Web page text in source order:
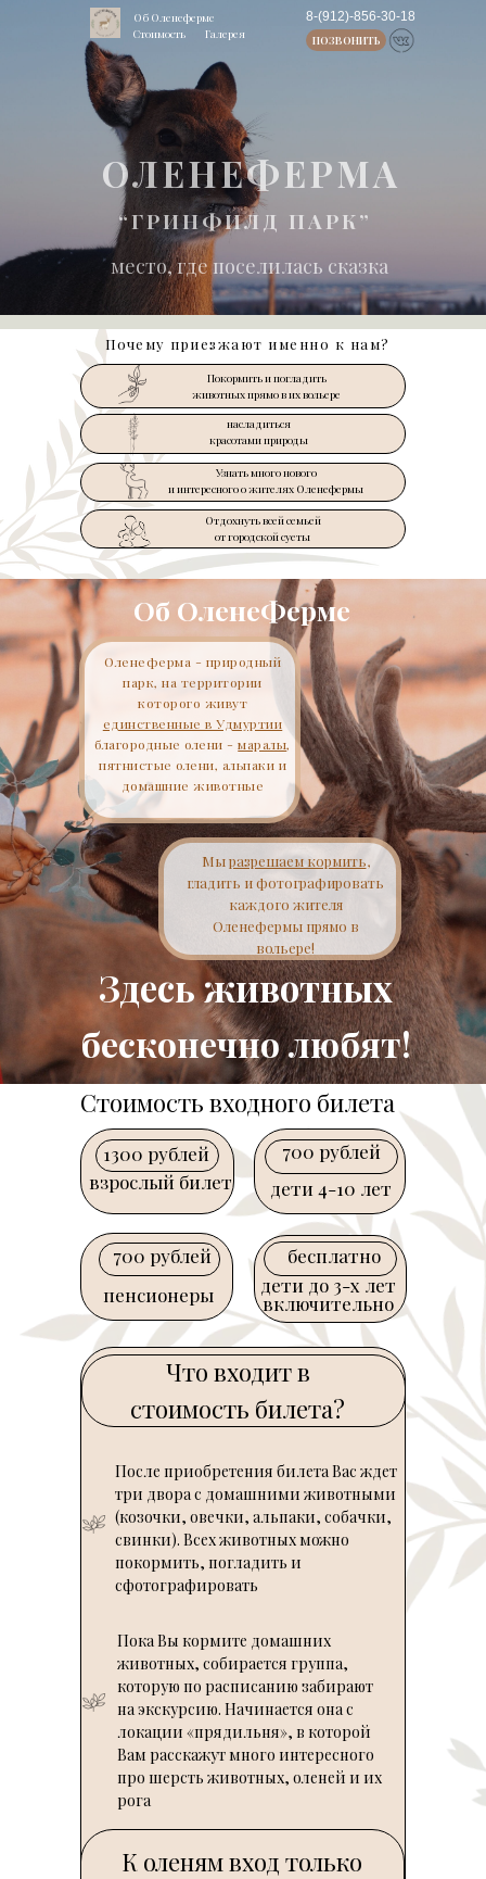
ОЛЕНЕФЕРМА
“ГРИНФИЛД ПАРК”
место, где поселилась сказка
Об Оленеферме
Стоимость
Галерея
8-(912)-856-30-18
ПОЗВОНИТЬ
LET'S GO!
LET'S GO!
Почему приезжают именно к нам?
Отдохнуть всей семьей
от городской суеты
Узнать много нового
и интересного о жителях Оленефермы
LET'S GO!
LET'S GO!
насладиться
красотами природы
Покормить и погладить
животных прямо в их вольере
Об ОленеФерме
Оленеферма - природный
парк, на территории
которого живут
единственные в Удмуртии
благородные олени -маралы,
пятнистые олени, альпаки и
домашние животные
Мыразрешаем кормить,
гладить и фотографировать
каждого жителя
Оленефермы прямо в
вольере!
Здесь животных
бесконечно любят!
Стоимость входного билета
LET'S GO!
LET'S GO!
700 рублей
дети 4-10 лет
LET'S GO! LET'S GO!
700 рублей
пенсионеры
бесплатно
дети до 3-х лет
включительно
Что входит в
стоимость билета?
1300 рублей
взрослый билет
После приобретения билета Вас ждет
три двора с домашними животными
(козочки, овечки, альпаки, собачки,
свинки). Всех животных можно
покормить, погладить и
сфотографировать
Пока Вы кормите домашних
животных, собирается группа,
которую по расписанию забирают
на экскурсию. Начинается она с
локации «прядильня», в которой
Вам расскажут много интересного
про шерсть животных, оленей и их
рога
К оленям вход только